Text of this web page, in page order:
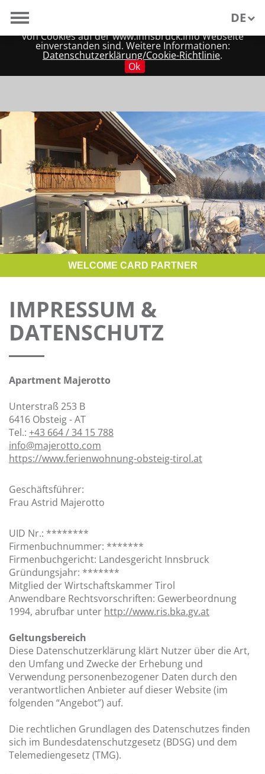
möglichst benutzerfreundlich zu gestalten. Wenn Sie
fortfahren, nehmen wir an, dass Sie mit der Verwendung
von Cookies auf der www.innsbruck.info Webseite
einverstanden sind. Weitere Informationen:
Datenschutzerklärung/Cookie-Richtlinie.
Ok
WELCOME CARD PARTNER
DE
IMPRESSUM &
DATENSCHUTZ
Apartment Majerotto
Unterstraß 253 B
6416 Obsteig - AT
Tel.: +43 664 / 34 15 788
info@majerotto.com
https://www.ferienwohnung-obsteig-tirol.at
Geschäftsführer:
Frau Astrid Majerotto
UID Nr.: ********
Firmenbuchnummer: *******
Firmenbuchgericht: Landesgericht Innsbruck
Gründungsjahr: *******
Mitglied der Wirtschaftskammer Tirol
Anwendbare Rechtsvorschriften: Gewerbeordnung
1994, abrufbar unter http://www.ris.bka.gv.at
Geltungsbereich
Diese Datenschutzerklärung klärt Nutzer über die Art,
den Umfang und Zwecke der Erhebung und
Verwendung personenbezogener Daten durch den
verantwortlichen Anbieter auf dieser Website (im
folgenden “Angebot”) auf.
Die rechtlichen Grundlagen des Datenschutzes finden
sich im Bundesdatenschutzgesetz (BDSG) und dem
Telemediengesetz (TMG).